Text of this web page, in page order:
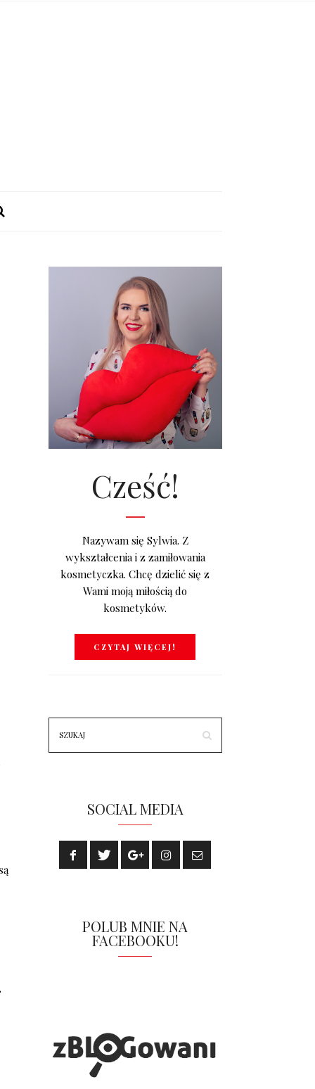
Cześć!
Nazywam się Sylwia. Z
wykształcenia i z zamiłowania
kosmetyczka. Chcę dzielić się z
Wami moją miłością do
kosmetyków.
CZYTAJ WIĘCEJ!
SOCIAL MEDIA
POLUB MNIE NA
FACEBOOKU!